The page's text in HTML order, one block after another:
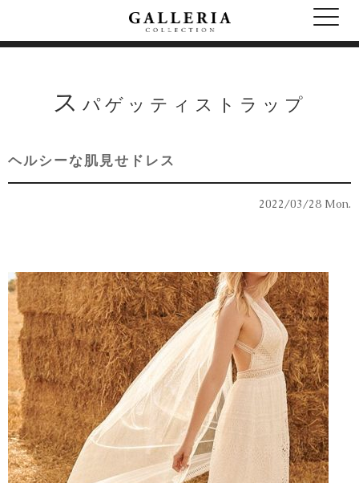
ス パゲッティストラップ
ヘルシーな肌見せドレス
2022/03/28 Mon.